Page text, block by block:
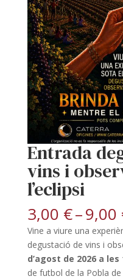
Entrada
vins i
l’eclipsi
3,00 €–9,00
Vine a viure una
degustació de vins i
d’agost de 2026 a les
de futbol de la Pobla de